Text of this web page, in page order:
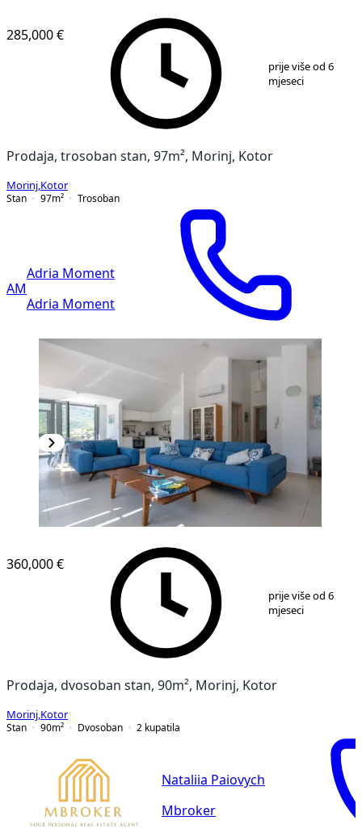
1 20
285,000 €
prije više od 6
mjeseci
Prodaja, trosoban stan, 97m², Morinj, Kotor
Morinj Kotor
Stan
97m² Trosoban
AM
Adria Moment
Adria Moment
1 6
360,000 €
prije više od 6
mjeseci
Prodaja, dvosoban stan, 90m², Morinj, Kotor
Morinj Kotor
Stan
90m² Dvosoban 2 kupatila
Nataliia Paiovych
Mbroker